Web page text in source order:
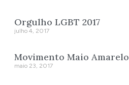
Orgulho LGBT 2017
julho 4, 2017
Movimento Maio Amarelo
maio 23, 2017